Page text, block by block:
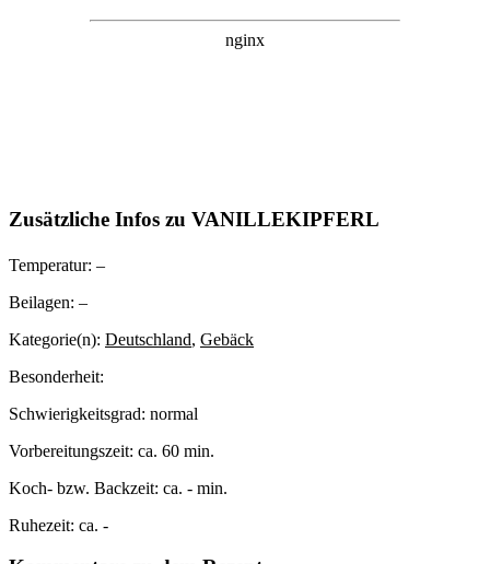
Zusätzliche Infos zu VANILLEKIPFERL
Temperatur: –
Beilagen: –
Kategorie(n): Deutschland, Gebäck
Besonderheit:
Schwierigkeitsgrad: normal
Vorbereitungszeit: ca. 60 min.
Koch- bzw. Backzeit: ca. - min.
Ruhezeit: ca. -